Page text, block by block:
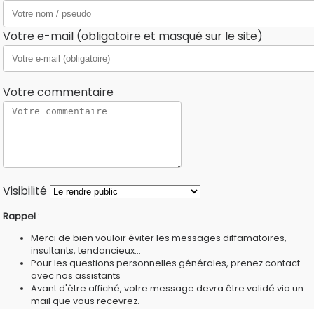
Votre e-mail (obligatoire et masqué sur le site)
Votre commentaire
Visibilité
Rappel :
Merci de bien vouloir éviter les messages diffamatoires,
insultants, tendancieux...
Pour les questions personnelles générales, prenez contact
avec nos assistants
Avant d'être affiché, votre message devra être validé via un
mail que vous recevrez.